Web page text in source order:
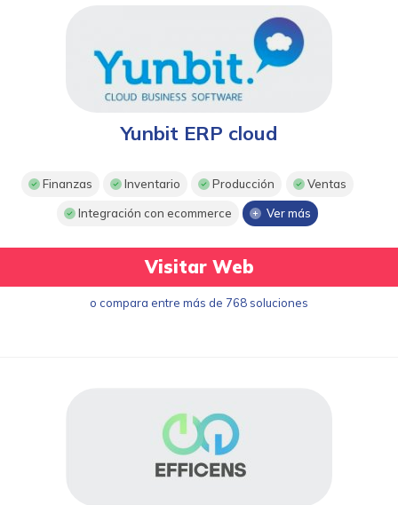
Yunbit ERP cloud
Finanzas Inventario Producción Ventas
Integración con ecommerce Ver más
Visitar Web
o compara entre más de 768 soluciones